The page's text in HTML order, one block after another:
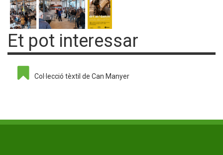
Et pot interessar
Col·lecció tèxtil de Can Manyer